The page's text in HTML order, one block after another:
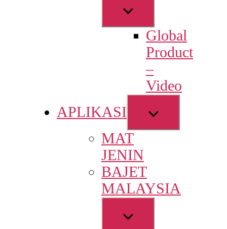
Show
sub
menuGlobal
Product
–
Video
APLIKASI
Show
sub
MAT
JENIN
BAJET
MALAYSIA
Show